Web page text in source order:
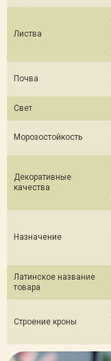
Листва
Почва
Свет
Морозостойкость
Декоративные
качества
Назначение
Латинское название
товара
Строение кроны